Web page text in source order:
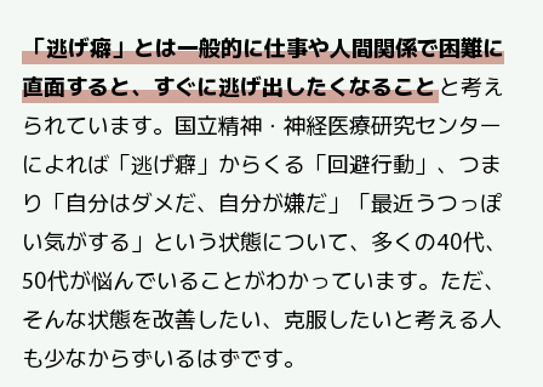
「逃げ癖」とは一般的に仕事や人間関係で困難に
直面すると、すぐに逃げ出したくなることと考え
られています。国立精神・神経医療研究センター
によれば「逃げ癖」からくる「回避行動」、つま
り「自分はダメだ、自分が嫌だ」「最近うつっぽ
い気がする」という状態について、多くの40代、
50代が悩んでいることがわかっています。ただ、
そんな状態を改善したい、克服したいと考える人
も少なからずいるはずです。